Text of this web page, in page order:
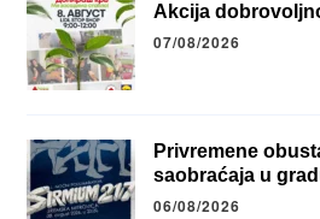
Akcija
07/08/2026
Privremene
saobraćaja u
06/08/2026